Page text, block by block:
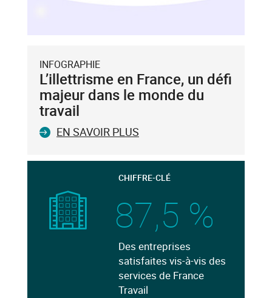
INFOGRAPHIE
L’illettrisme en France, un défi
majeur dans le monde du
travail
EN SAVOIR PLUS
CHIFFRE-CLÉ
87,5 %
Des entreprises
satisfaites vis-à-vis des
services de France
Travail